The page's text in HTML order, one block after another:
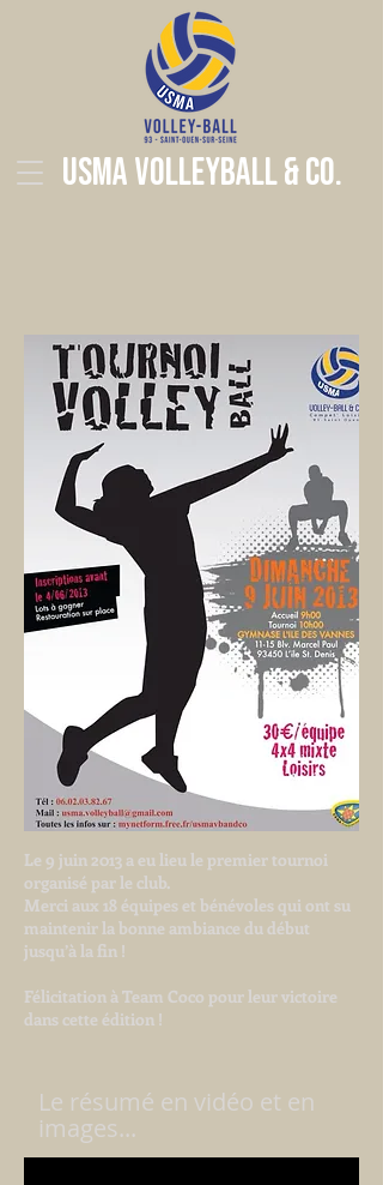
USMA Volleyball & Co.
Le 9 juin 2013 a eu lieu le premier tournoi
organisé par le club.
Merci aux 18 équipes et bénévoles qui ont su
maintenir la bonne ambiance du début
jusqu’à la fin !
Félicitation à Team Coco pour leur victoire
dans cette édition !
Le résumé en vidéo et en
images...